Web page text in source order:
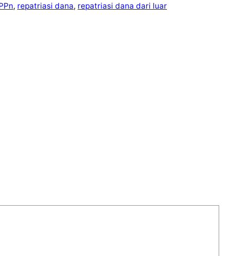
, repatriasi dana, repatriasi dana dari luar